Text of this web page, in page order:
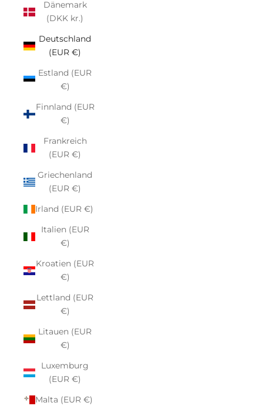
Dänemark
(DKK kr.)
Deutschland
(EUR €)
Estland (EUR
€)
Finnland (EUR
€)
Frankreich
(EUR €)
Griechenland
(EUR €)
Irland (EUR €)
Italien (EUR
€)
Kroatien (EUR
€)
Lettland (EUR
€)
Litauen (EUR
€)
Luxemburg
(EUR €)
Malta (EUR €)